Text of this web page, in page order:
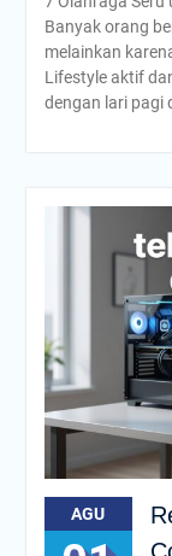
Banyak orang
melainkan
Lifestyle aktif
dengan lari pagi
AGU